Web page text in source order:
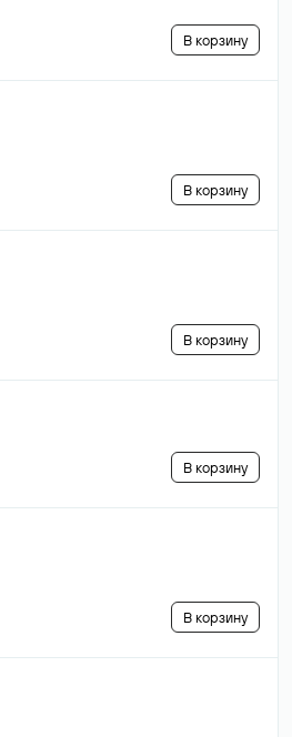
В корзину
В корзину
В корзину
В корзину
В корзину